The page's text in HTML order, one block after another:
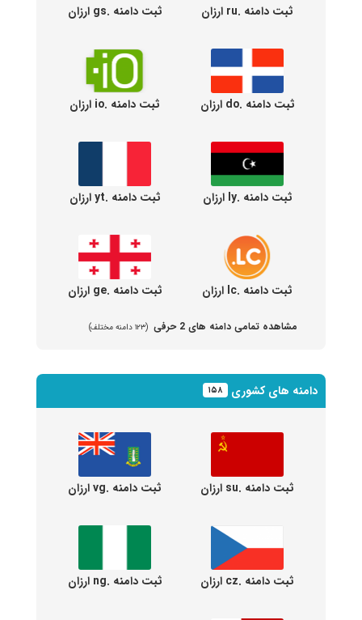
ثبت دامنه .ru ارزان ثبت دامنه .gs ارزان
ثبت دامنه .do ارزان ثبت دامنه .io ارزان
ثبت دامنه .ly ارزان ثبت دامنه .yt ارزان
ثبت دامنه .lc ارزان ثبت دامنه .ge ارزان
مشاهده تمامی دامنه های 2 حرفی (۱۲۳ دامنه مختلف)
دامنه های کشوری ۱۵۸
ثبت دامنه .su ارزان ثبت دامنه .vg ارزان
ثبت دامنه .cz ارزان ثبت دامنه .ng ارزان